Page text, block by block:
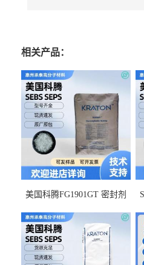
相关产品：
美国科腾FG1901GT 密封剂
佳 透明级